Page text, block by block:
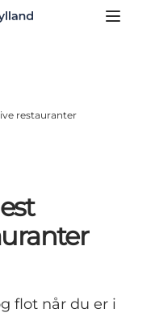
restauranter
flot når du er i